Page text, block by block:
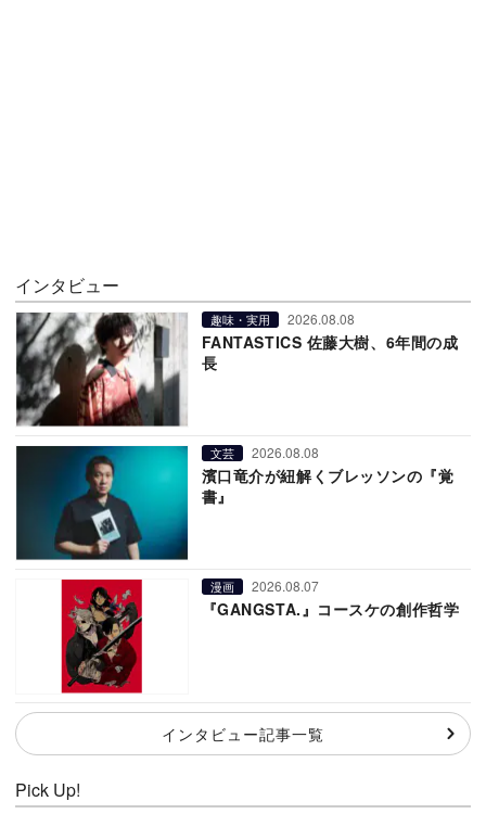
インタビュー
趣味・実用 2026.08.08
FANTASTICS 佐藤大樹、6年間の成
長
文芸 2026.08.08
濱口竜介が紐解くブレッソンの『覚
書』
漫画 2026.08.07
『GANGSTA.』コースケの創作哲学
インタビュー記事一覧
Pick Up!